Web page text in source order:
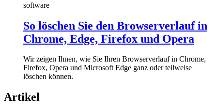
software
So löschen Sie den Browserverlauf in
Chrome, Edge, Firefox und Opera
Wir zeigen Ihnen, wie Sie Ihren Browserverlauf in Chrome,
Firefox, Opera und Microsoft Edge ganz oder teilweise
löschen können.
Artikel